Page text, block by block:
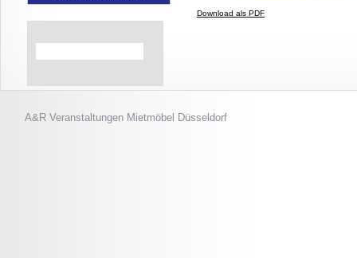
Download als PDF
A&R Veranstaltungen Mietmöbel Düsseldorf